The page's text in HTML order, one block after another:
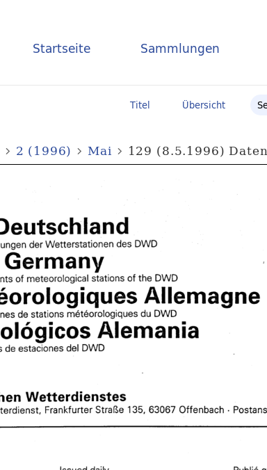
Startseite Sammlungen
Titel Übersicht
2 (1996) Mai 129 (8.5.1996) Daten